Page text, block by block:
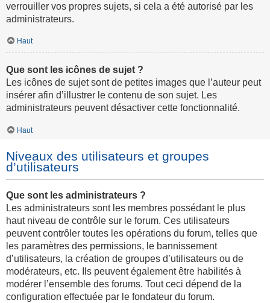
verrouiller vos propres sujets, si cela a été autorisé par les
administrateurs.
Haut
Que sont les icônes de sujet ?
Les icônes de sujet sont de petites images que l’auteur peut
insérer afin d’illustrer le contenu de son sujet. Les
administrateurs peuvent désactiver cette fonctionnalité.
Haut
Niveaux des utilisateurs et groupes
d’utilisateurs
Que sont les administrateurs ?
Les administrateurs sont les membres possédant le plus
haut niveau de contrôle sur le forum. Ces utilisateurs
peuvent contrôler toutes les opérations du forum, telles que
les paramètres des permissions, le bannissement
d’utilisateurs, la création de groupes d’utilisateurs ou de
modérateurs, etc. Ils peuvent également être habilités à
modérer l’ensemble des forums. Tout ceci dépend de la
configuration effectuée par le fondateur du forum.